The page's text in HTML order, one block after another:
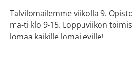
Talvilomailemme viikolla 9.
ma-ti klo 9-15. Loppuviikon
lomaa kaikille lomaileville!